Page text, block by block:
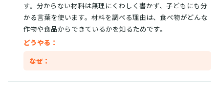
す。分からない材料は無理にくわしく書かず、子どもにも分
かる言葉を使います。材料を調べる理由は、食べ物がどんな
作物や食品からできているかを知るためです。
どうやる：
なぜ：